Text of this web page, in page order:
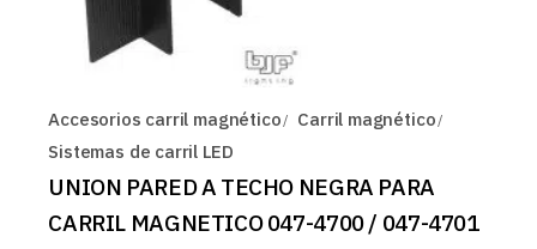
Accesorios carril magnético
Carril magnético
Sistemas de carril LED
UNION PARED A TECHO NEGRA PARA
CARRIL MAGNETICO 047-4700 / 047-4701